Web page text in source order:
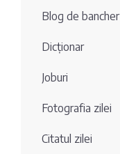
bancher
Joburi
Fotografia
Depozite
Comerțbank
Energbank
întrebare?
Sondaj
Blog de bancher
Dicționar
Joburi
Fotografia zilei
Citatul zilei